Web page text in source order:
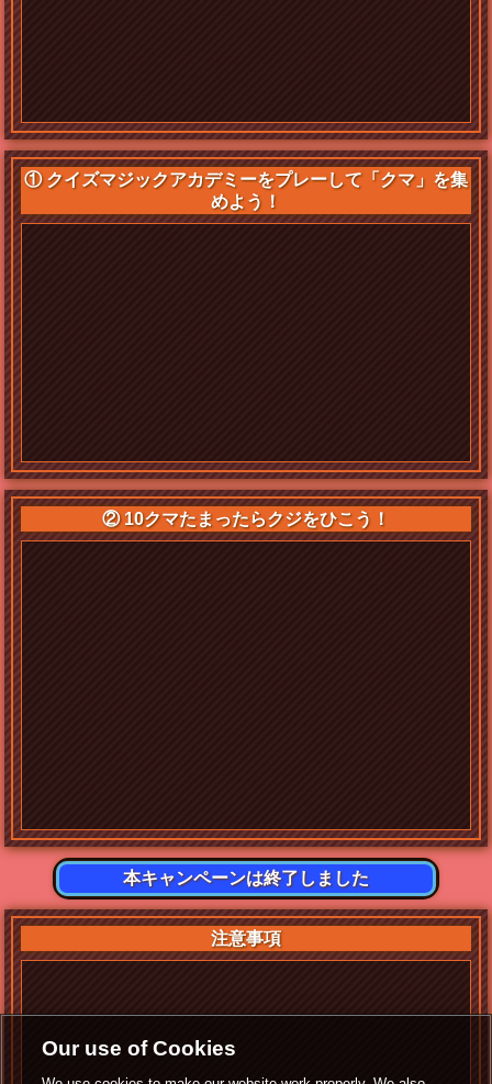
① クイズマジックアカデミーをプレーして「クマ」を集
めよう！
② 10クマたまったらクジをひこう！
本キャンペーンは終了しました
注意事項
Our use of Cookies